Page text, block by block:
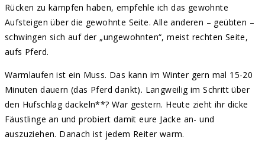
Rücken zu kämpfen haben, empfehle ich das gewohnte
Aufsteigen über die gewohnte Seite. Alle anderen – geübten –
schwingen sich auf der „ungewohnten“, meist rechten Seite,
aufs Pferd.
Warmlaufen ist ein Muss. Das kann im Winter gern mal 15-20
Minuten dauern (das Pferd dankt). Langweilig im Schritt über
den Hufschlag dackeln**? War gestern. Heute zieht ihr dicke
Fäustlinge an und probiert damit eure Jacke an- und
auszuziehen. Danach ist jedem Reiter warm.